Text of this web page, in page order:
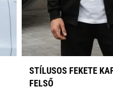
STÍLUSOS FEKETE
FELSŐ